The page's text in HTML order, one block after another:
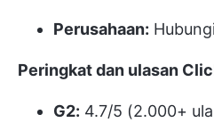
Perusahaan:
Peringkat dan ulasan
G2: 4.7/5 (2.000+